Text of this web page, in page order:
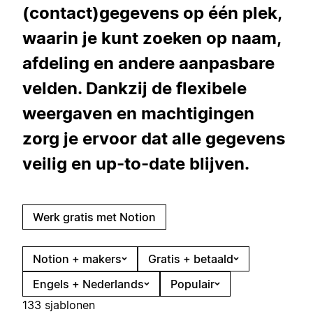
(contact)gegevens op één plek,
waarin je kunt zoeken op naam,
afdeling en andere aanpasbare
velden. Dankzij de flexibele
weergaven en machtigingen
zorg je ervoor dat alle gegevens
veilig en up-to-date blijven.
Werk gratis met Notion
Notion + makers
Gratis + betaald
Engels + Nederlands
Populair
133 sjablonen